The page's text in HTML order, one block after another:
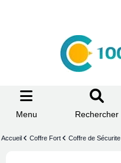
Menu Rechercher
Accueil Coffre Fort Coffre de Sécurite